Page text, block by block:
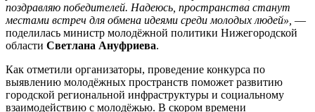
поздравляю победителей. Надеюсь, пространства станут
местами встреч для обмена идеями среди молодых людей», —
поделилась министр молодёжной политики Нижегородской
области Светлана Ануфриева.
Как отметили организаторы, проведение конкурса по
выявлению молодёжных пространств поможет развитию
городской региональной инфраструктуры и социальному
взаимодействию с молодёжью. В скором времени